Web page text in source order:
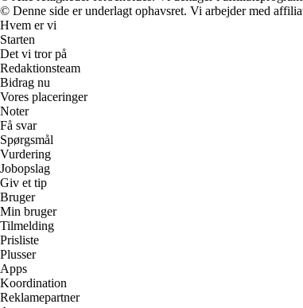
© Denne side er underlagt ophavsret. Vi arbejder med
Hvem er vi
Starten
Det vi tror på
Redaktionsteam
Bidrag nu
Vores placeringer
Noter
Få svar
Spørgsmål
Vurdering
Jobopslag
Giv et tip
Bruger
Min bruger
Tilmelding
Prisliste
Plusser
Apps
Koordination
Reklamepartner